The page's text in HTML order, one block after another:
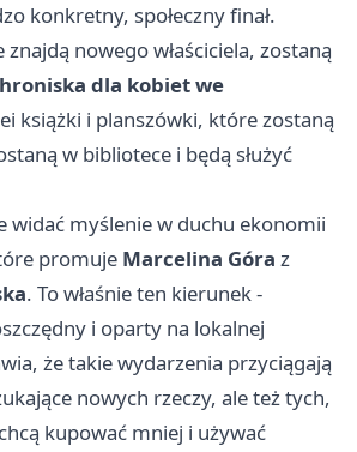
konkretny, społeczny finał.
nowego właściciela, zostaną
dla kobiet we
książki i planszówki, które zostaną
w bibliotece i będą służyć
widać myślenie w duchu ekonomii
promuje Marcelina Góra z
. To właśnie ten kierunek -
i oparty na lokalnej
że takie wydarzenia przyciągają
nowych rzeczy, ale też tych,
kupować mniej i używać